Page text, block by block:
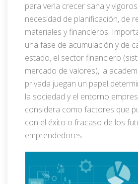
para verla crecer sana y
necesidad de planificación, de
materiales y financieros.
una fase de acumulación y de
estado, el sector financiero
mercado de valores), la
privada juegan un papel
la sociedad y el entorno
considera como factores que
con el éxito o fracaso de los
emprendedores.